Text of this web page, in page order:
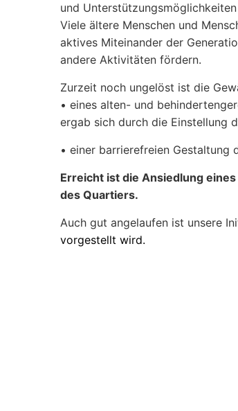
und
Viele ältere Menschen und
aktives Miteinander der
andere Aktivitäten fördern.
Zurzeit noch ungelöst ist die
• eines alten- und
ergab sich durch die Einstellung
• einer barrierefreien Gestaltung
Erreicht ist die Ansiedlung
des Quartiers.
Auch gut angelaufen ist unsere
vorgestellt wird.